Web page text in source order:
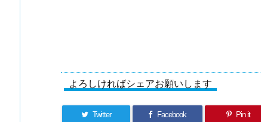
よろしければシェアお願いします
Twitter Facebook Pin it